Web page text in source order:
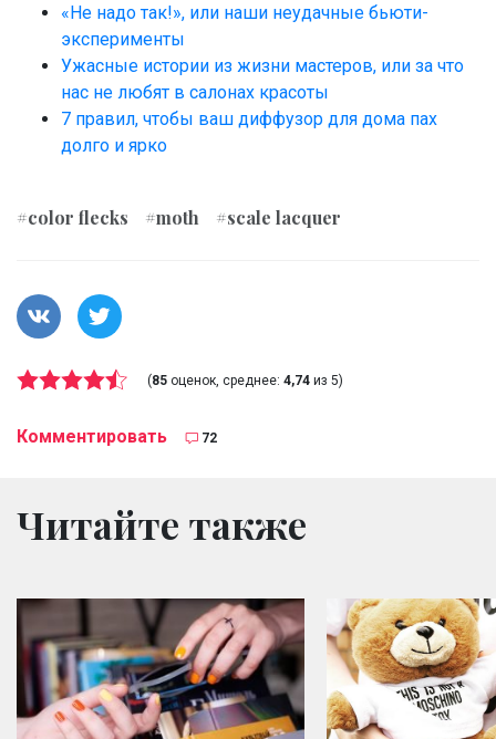
«Не надо так!», или наши неудачные бьюти-
эксперименты
Ужасные истории из жизни мастеров, или за что
нас не любят в салонах красоты
7 правил, чтобы ваш диффузор для дома пах
долго и ярко
#color flecks #moth #scale lacquer
(85 оценок, среднее: 4,74 из 5)
Комментировать 72
Читайте также